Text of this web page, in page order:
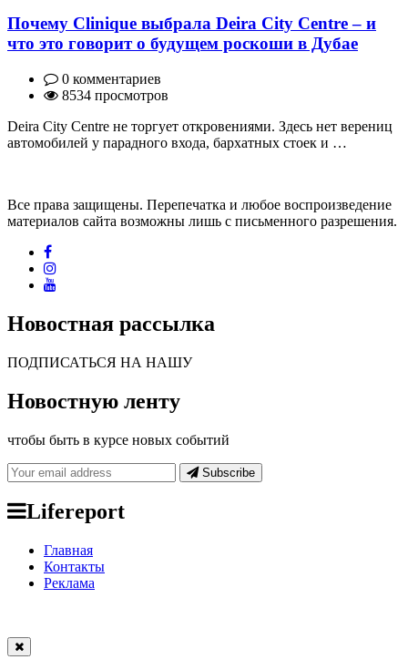
Почему Clinique выбрала Deira City Centre – и
что это говорит о будущем роскоши в Дубае
0 комментариев
8534 просмотров
Deira City Centre не торгует откровениями. Здесь нет верениц
автомобилей у парадного входа, бархатных стоек и …
Все права защищены. Перепечатка и любое воспроизведение
материалов сайта возможны лишь с письменного разрешения.
Новостная рассылка
ПОДПИСАТЬСЯ НА НАШУ
Новостную ленту
чтобы быть в курсе новых событий
Subscribe
Lifereport
Главная
Контакты
Реклама